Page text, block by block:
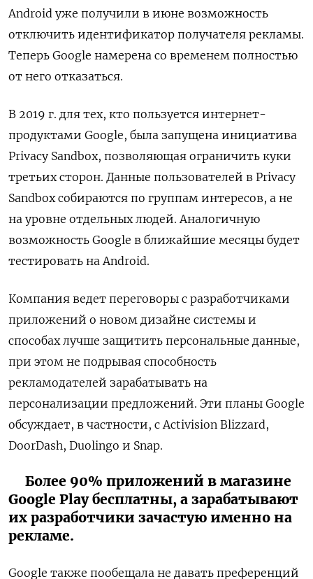
Android уже получили в июне возможность
отключить идентификатор получателя рекламы.
Теперь Google намерена со временем полностью
от него отказаться.
В 2019 г. для тех, кто пользуется интернет-
продуктами Google, была запущена инициатива
Privacy Sandbox, позволяющая ограничить куки
третьих сторон. Данные пользователей в Privacy
Sandbox собираются по группам интересов, а не
на уровне отдельных людей. Аналогичную
возможность Google в ближайшие месяцы будет
тестировать на Android.
Компания ведет переговоры с разработчиками
приложений о новом дизайне системы и
способах лучше защитить персональные данные,
при этом не подрывая способность
рекламодателей зарабатывать на
персонализации предложений. Эти планы Google
обсуждает, в частности, с Activision Blizzard,
DoorDash, Duolingo и Snap.
Более 90% приложений в магазине
Google Play бесплатны, а зарабатывают
их разработчики зачастую именно на
рекламе.
Google также пообещала не давать преференций